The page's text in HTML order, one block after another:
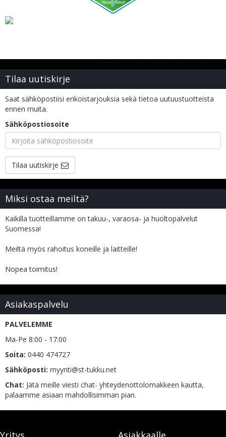
Tilaa uutiskirje
Saat sähköpostiisi erikoistarjouksia sekä tietoa uutuustuotteista
ennen muita.
Sähköpostiosoite
Tilaa uutiskirje
Miksi ostaa meiltä?
Kaikilla tuotteillamme on takuu-, varaosa- ja huoltopalvelut
Suomessa!
Meiltä myös rahoitus koneille ja laitteille!
Nopea toimitus!
Asiakaspalvelu
PALVELEMME
Ma-Pe 8:00 - 17:00
Soita: 0440 474727
Sähköposti: myynti@st-tukku.net
Chat: Jätä meille viesti chat- yhteydenottolomakkeen kautta,
palaamme asiaan mahdollisimman pian.